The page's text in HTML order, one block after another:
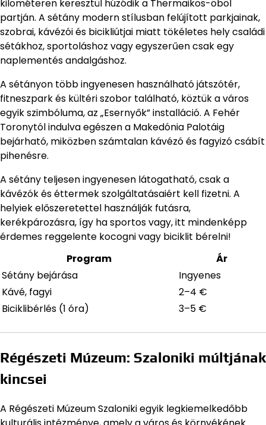
kilométeren keresztül húzódik a Thermaikos-öböl
partján. A sétány modern stílusban felújított parkjainak,
szobrai, kávézói és bicikliútjai miatt tökéletes hely családi
sétákhoz, sportoláshoz vagy egyszerűen csak egy
naplementés andalgáshoz.
A sétányon több ingyenesen használható játszótér,
fitneszpark és kültéri szobor található, köztük a város
egyik szimbóluma, az „Esernyők” installáció. A Fehér
Toronytól indulva egészen a Makedónia Palotáig
bejárható, miközben számtalan kávézó és fagyizó csábít
pihenésre.
A sétány teljesen ingyenesen látogatható, csak a
kávézók és éttermek szolgáltatásaiért kell fizetni. A
helyiek előszeretettel használják futásra,
kerékpározásra, így ha sportos vagy, itt mindenképp
érdemes reggelente kocogni vagy biciklit bérelni!
Program
Ár
Sétány bejárása
Ingyenes
Kávé, fagyi
2–4 €
Biciklibérlés (1 óra)
3–5 €
Régészeti Múzeum: Szaloniki múltjának
kincsei
A Régészeti Múzeum Szaloniki egyik legkiemelkedőbb